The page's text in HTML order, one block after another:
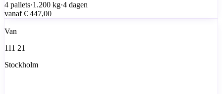
4 pallets·1.200 kg·4 dagen
vanaf€ 447,00
Van
111 21
Stockholm